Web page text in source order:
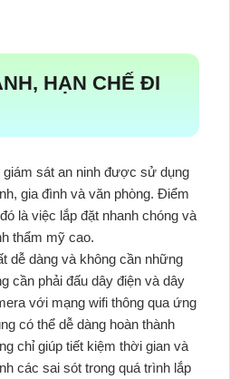
HẠN CHẾ ĐI
giám sát an ninh được sử dụng
gia đình và văn phòng. Điểm
là việc lắp đặt nhanh chóng và
thẩm mỹ cao.
dễ dàng và không cần những
cần phải đấu dây điện và dây
với mạng wifi thông qua ứng
có thể dễ dàng hoàn thành
chỉ giúp tiết kiệm thời gian và
các sai sót trong quá trình lắp